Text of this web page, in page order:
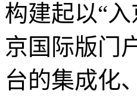
构建起以“
京国际版门
台的集成化